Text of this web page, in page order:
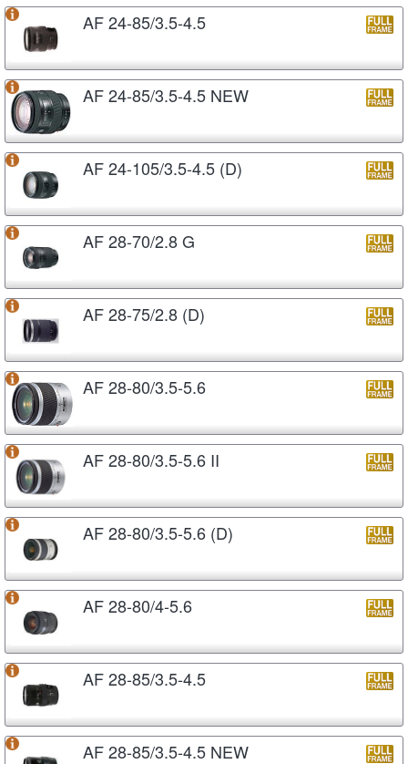
AF 24-85/3.5-4.5
AF 24-85/3.5-4.5 NEW
AF 24-105/3.5-4.5 (D)
AF 28-70/2.8 G
AF 28-75/2.8 (D)
AF 28-80/3.5-5.6
AF 28-80/3.5-5.6 II
AF 28-80/3.5-5.6 (D)
AF 28-80/4-5.6
AF 28-85/3.5-4.5
AF 28-85/3.5-4.5 NEW